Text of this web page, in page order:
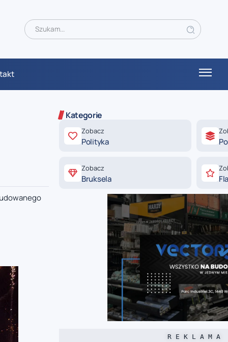
Kategorie
Zobacz
Polityka
Zobacz
Bruksela
R E K L A M A